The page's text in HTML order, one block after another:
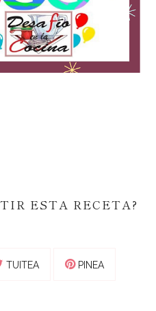
ESTA RECETA?
TUITEA PINEA